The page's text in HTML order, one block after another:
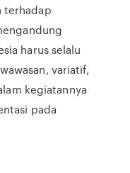
terhadap
harus selalu
variatif,
kegiatannya
pada